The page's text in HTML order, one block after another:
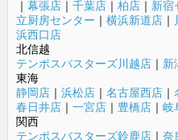
｜ 幕張店｜ 千葉店｜ 柏店｜ 新宿
立厨房センター ｜ 横浜新道店｜
浜西口店
北信越
テンポスバスターズ川越店｜ 新
東海
静岡店｜ 浜松店｜ 名古屋西店｜
春日井店｜ 一宮店｜ 豊橋店｜ 岐
関西
テンポスバスターズ鈴鹿店｜ 奈